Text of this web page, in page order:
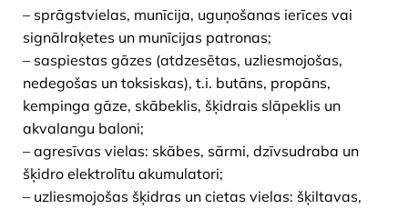
– sprāgstvielas, munīcija, uguņošanas ierīces vai
signālraķetes un munīcijas patronas;
– saspiestas gāzes (atdzesētas, uzliesmojošas,
nedegošas un toksiskas), t.i. butāns, propāns,
kempinga gāze, skābeklis, šķidrais slāpeklis un
akvalangu baloni;
– agresīvas vielas: skābes, sārmi, dzīvsudraba un
šķidro elektrolītu akumulatori;
– uzliesmojošas šķidras un cietas vielas: šķiltavas,